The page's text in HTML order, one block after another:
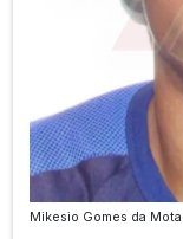
Mikesio Gomes da